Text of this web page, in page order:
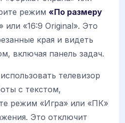
режим «По размеру
или «16:9 Original». Это
края и видеть
включая панель задач.
телевизор
с текстом,
режим «Игра» или «ПК»
Это отключит